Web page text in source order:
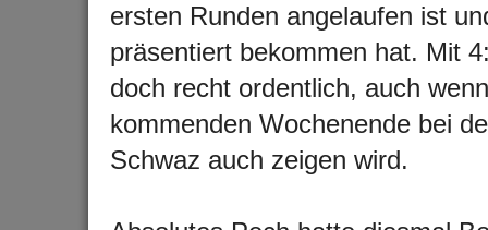
ersten Runden angelaufen ist
präsentiert bekommen hat. Mit
doch recht ordentlich, auch
kommenden Wochenende bei
Schwaz auch zeigen wird.